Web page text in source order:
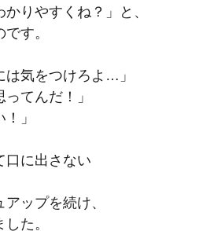
かりやすくね？」と、
す。
は気をつけろよ…」
てんだ！」
」
口に出さない
ップを続け、
た。